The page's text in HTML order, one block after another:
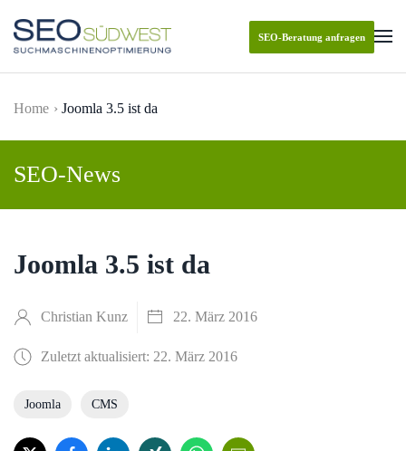
Skip to main content
SEO-Beratung anfragen
Home Joomla 3.5 ist da
SEO-News
Joomla 3.5 ist da
Christian Kunz 22. März 2016
Zuletzt aktualisiert: 22. März 2016
Joomla CMS